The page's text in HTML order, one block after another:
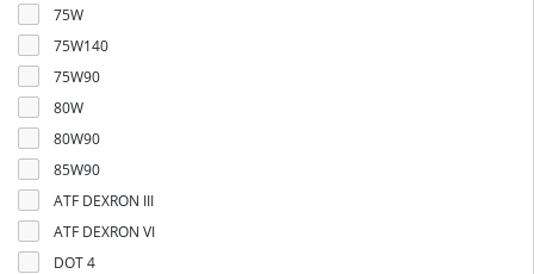
75W
75W140
75W90
80W
80W90
85W90
ATF DEXRON III
ATF DEXRON VI
DOT 4